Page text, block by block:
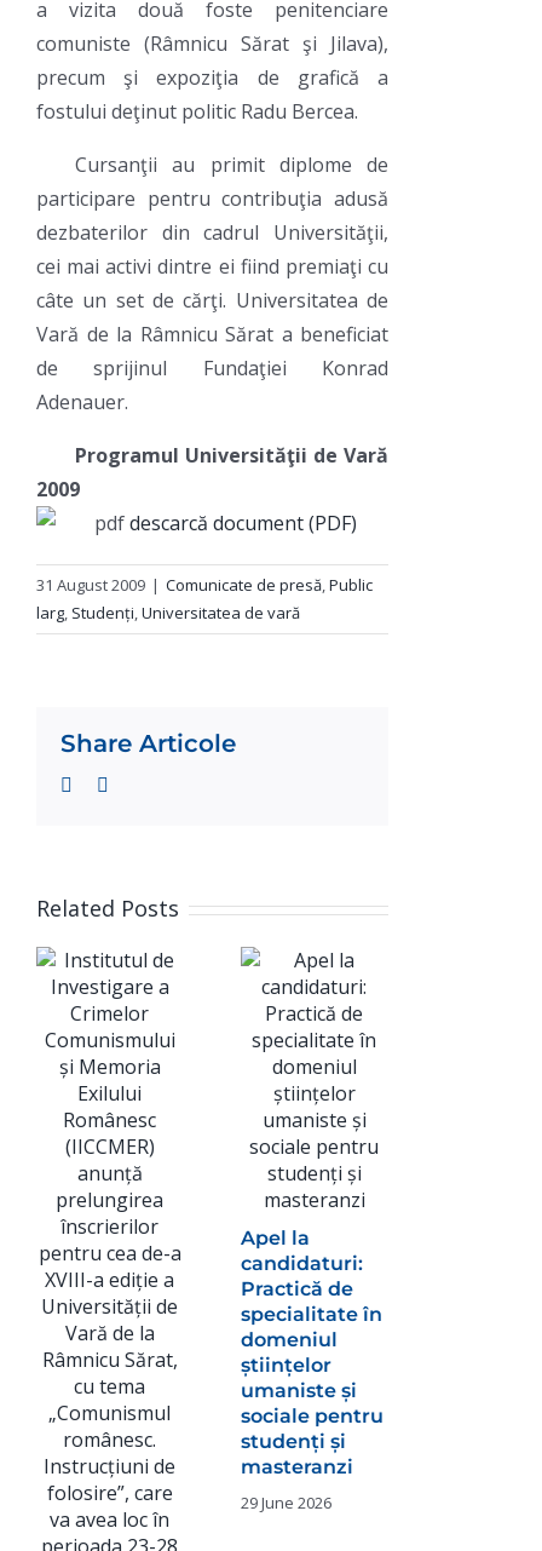
a vizita două foste penitenciare
comuniste (Râmnicu Sărat şi Jilava),
precum şi expoziţia de grafică a
fostului deţinut politic Radu Bercea.
Cursanţii au primit diplome de
participare pentru contribuţia adusă
dezbaterilor din cadrul Universităţii,
cei mai activi dintre ei fiind premiaţi cu
câte un set de cărţi. Universitatea de
Vară de la Râmnicu Sărat a beneficiat
de sprijinul Fundaţiei Konrad
Adenauer.
Programul Universităţii de Vară
2009
descarcă document (PDF)
31 August 2009 | Comunicate de presă,Public
larg, Studenți,Universitatea de vară
Share Articole
Facebook
Related Posts
Apel la
candidaturi:
Practică de
specialitate în
domeniul
științelor
umaniste și
sociale pentru
studenți și
masteranzi
29 June 2026